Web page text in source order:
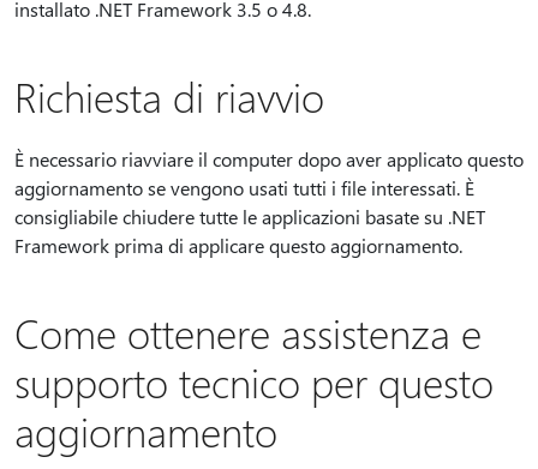
installato .NET Framework 3.5 o 4.8.
Richiesta di riavvio
È necessario riavviare il computer dopo aver applicato questo
aggiornamento se vengono usati tutti i file interessati. È
consigliabile chiudere tutte le applicazioni basate su .NET
Framework prima di applicare questo aggiornamento.
Come ottenere assistenza e
supporto tecnico per questo
aggiornamento